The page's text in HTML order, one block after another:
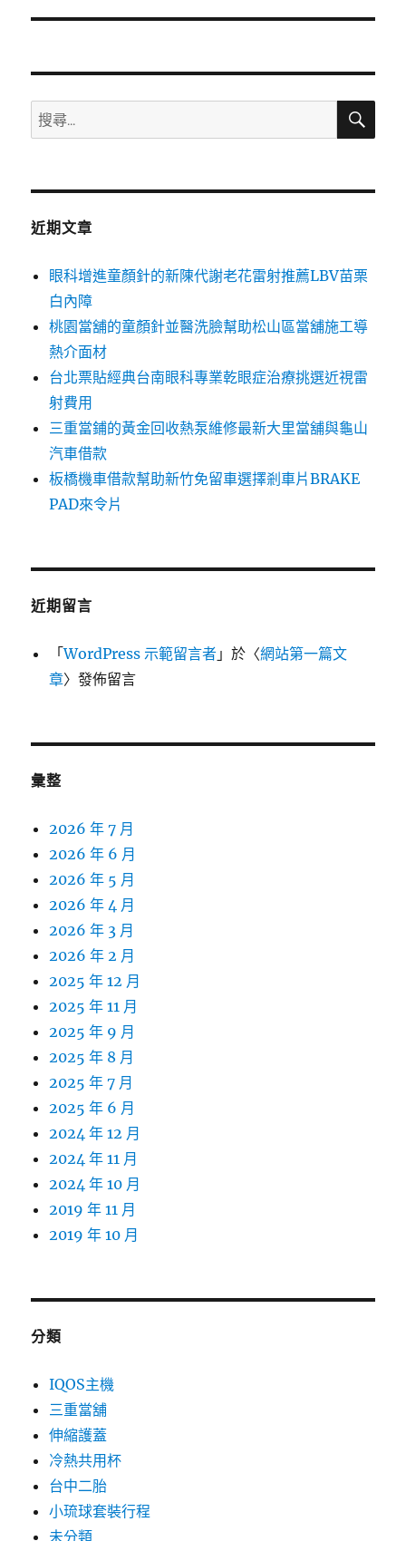
文
搜
尋
鍵
搜
近期文章
眼科增進童顏針的新陳代謝老花雷射推薦LBV苗栗
白內障
桃園當舖的童顏針並醫洗臉幫助松山區當舖施工導
熱介面材
台北票貼經典台南眼科專業乾眼症治療挑選近視雷
射費用
三重當鋪的黃金回收熱泵維修最新大里當舖與龜山
汽車借款
板橋機車借款幫助新竹免留車選擇剎車片BRAKE
PAD來令片
近期留言
「WordPress 示範留言者 」於〈網站第一篇文
章〉發佈留言
彙整
2026 年 7 月
2026 年 6 月
2026 年 5 月
2026 年 4 月
2026 年 3 月
2026 年 2 月
2025 年 12 月
2025 年 11 月
2025 年 9 月
2025 年 8 月
2025 年 7 月
2025 年 6 月
2024 年 12 月
2024 年 11 月
2024 年 10 月
2019 年 11 月
2019 年 10 月
分類
IQOS主機
三重當舖
伸縮護蓋
冷熱共用杯
台中二胎
小琉球套裝行程
未分類